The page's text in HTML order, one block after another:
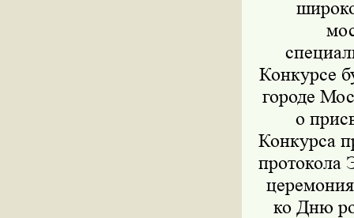
Конкурсе
городе
о
Конкурса
протокола
ко Дню